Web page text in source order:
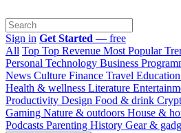
Sign in Get Started — free
All Top Top Revenue Most Popular
Personal Technology Business
News Culture Finance Travel Education
Health & wellness Literature
Productivity Design Food & drink
Gaming Nature & outdoors House &
Podcasts Parenting History Gear &